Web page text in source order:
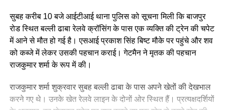
सुबह करीब 10 बजे आईटीआई थाना पुलिस को सूचना मिली कि बाजपुर
रोड स्थित बल्ली ढाबा रेलवे क्रॉसिंग के पास एक व्यक्ति की ट्रेन की चपेट
में आने से मौत हो गई है। एसआई प्रकाश सिंह बिष्ट मौके पर पहुंचे और शव
को कब्जे में लेकर उसकी पहचान कराई। गेटमैन ने मृतक की पहचान
राजकुमार शर्मा के रूप में की।
राजकुमार शर्मा शुक्रवार सुबह बल्ली ढाबा के पास अपने खेतों की देखभाल
करने गए थे। उनके खेत रेलवे लाइन के दोनों ओर स्थित हैं। प्रत्यक्षदर्शियों